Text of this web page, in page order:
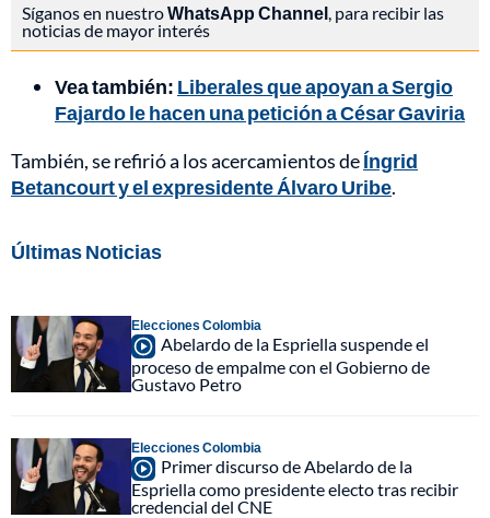
Síganos en nuestroWhatsApp Channel , para recibir las
noticias de mayor interés
Vea también: Liberales que apoyan a Sergio
Fajardo le hacen una petición a César Gaviria
También, se refirió a los acercamientos deÍngrid
Betancourt y el expresidente Álvaro Uribe.
Últimas Noticias
Elecciones Colombia
Abelardo de la Espriella suspende el
proceso de empalme con el Gobierno de
Gustavo Petro
Elecciones Colombia
Primer discurso de Abelardo de la
Espriella como presidente electo tras recibir
credencial del CNE